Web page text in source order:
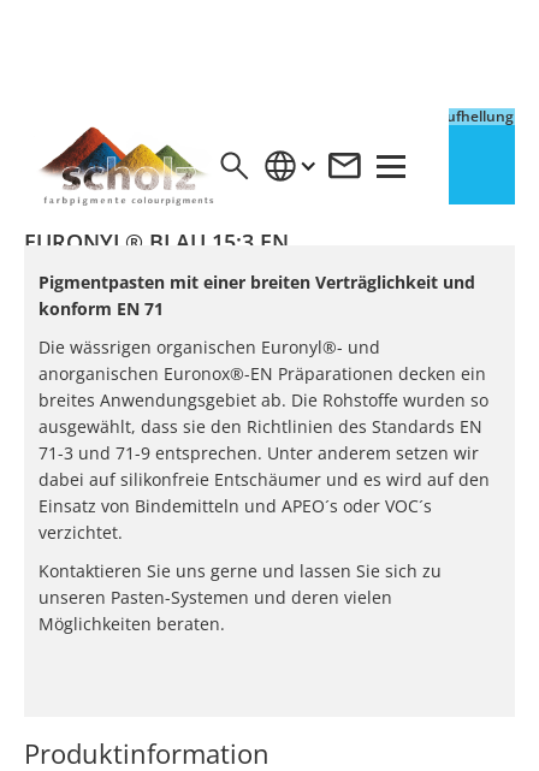
Aufhellung
EURONYL® BLAU 15:3 EN
Pigmentpasten mit einer breiten Verträglichkeit und
konform EN 71
Die wässrigen organischen Euronyl®- und
anorganischen Euronox®-EN Präparationen decken ein
breites Anwendungsgebiet ab. Die Rohstoffe wurden so
ausgewählt, dass sie den Richtlinien des Standards EN
71-3 und 71-9 entsprechen. Unter anderem setzen wir
dabei auf silikonfreie Entschäumer und es wird auf den
Einsatz von Bindemitteln und APEO´s oder VOC´s
verzichtet.
Kontaktieren Sie uns gerne und lassen Sie sich zu
unseren Pasten-Systemen und deren vielen
Möglichkeiten beraten.
Produktinformation